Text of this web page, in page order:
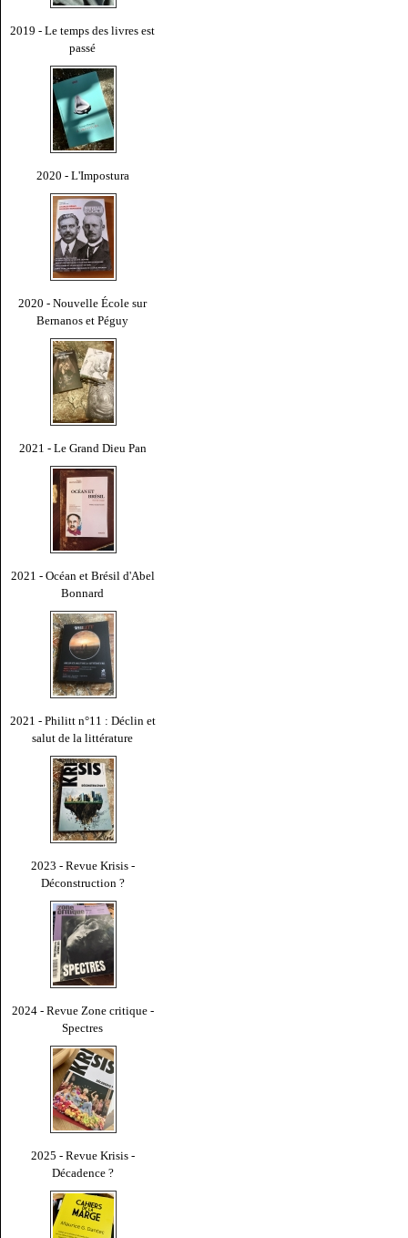
2019 - Le temps des livres est
passé
2020 - L'Impostura
2020 - Nouvelle École sur
Bernanos et Péguy
2021 - Le Grand Dieu Pan
2021 - Océan et Brésil d'Abel
Bonnard
2021 - Philitt n°11 : Déclin et
salut de la littérature
2023 - Revue Krisis -
Déconstruction ?
2024 - Revue Zone critique -
Spectres
2025 - Revue Krisis -
Décadence ?